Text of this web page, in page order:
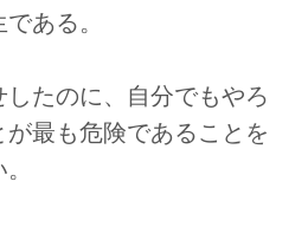
ある。
たのに、自分でもやろ
最も危険であることを